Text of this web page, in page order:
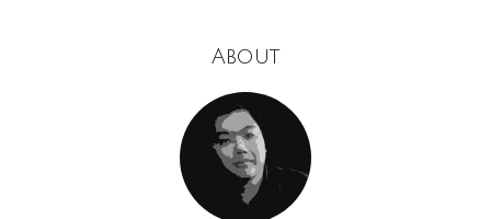
About